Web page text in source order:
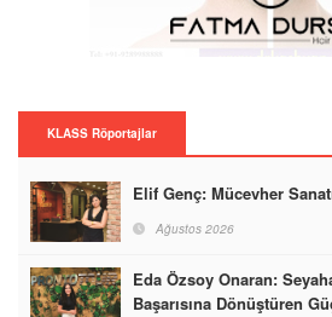
KLASS Röportajlar
Elif Genç: Mücevher
Ağustos 2026
Eda Özsoy Onaran:
Başarısına Dönüştüren